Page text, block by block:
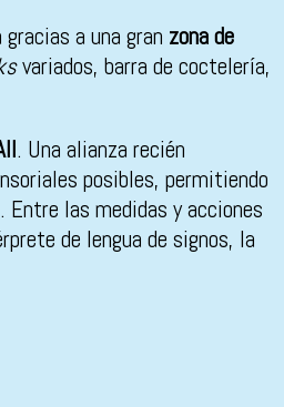
a una gran zona de
variados, barra de coctelería,
. Una alianza recién
posibles, permitiendo
las medidas y acciones
de lengua de signos, la